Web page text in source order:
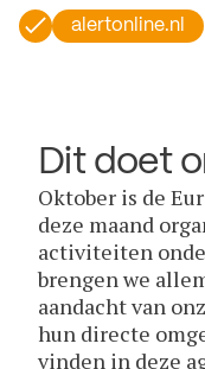
alertonline.nl
Dit doet
Oktober is de
deze maand
activiteiten
brengen we
aandacht van
hun directe
vinden in deze